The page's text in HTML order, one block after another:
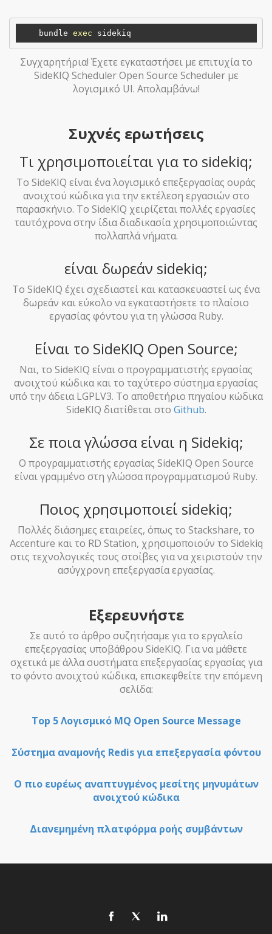
    bundle
exec
Συγχαρητήρια! Έχετε εγκαταστήσει με επιτυχία το
SideKIQ Scheduler Open Source Scheduler με
λογισμικό UI. Απολαμβάνω!
Συχνές ερωτήσεις
Τι χρησιμοποιείται για το sidekiq;
Το SideKIQ είναι ένα λογισμικό επεξεργασίας ουράς
ανοιχτού κώδικα για την εκτέλεση εργασιών στο
παρασκήνιο. Το SideKIQ χειρίζεται πολλές εργασίες
ταυτόχρονα στην ίδια διαδικασία χρησιμοποιώντας
πολλαπλά νήματα.
είναι δωρεάν sidekiq;
Το SideKIQ έχει σχεδιαστεί και κατασκευαστεί ως ένα
δωρεάν και εύκολο να εγκαταστήσετε το πλαίσιο
εργασίας φόντου για τη γλώσσα Ruby.
Είναι το SideKIQ Open Source;
Ναι, το SideKIQ είναι ο προγραμματιστής εργασίας
ανοιχτού κώδικα και το ταχύτερο σύστημα εργασίας
υπό την άδεια LGPLV3. Το αποθετήριο πηγαίου κώδικα
SideKIQ διατίθεται στο Github.
Σε ποια γλώσσα είναι η Sidekiq;
Ο προγραμματιστής εργασίας SideKIQ Open Source
είναι γραμμένο στη γλώσσα προγραμματισμού Ruby.
Ποιος χρησιμοποιεί sidekiq;
Πολλές διάσημες εταιρείες, όπως το Stackshare, το
Accenture και το RD Station, χρησιμοποιούν το Sidekiq
στις τεχνολογικές τους στοίβες για να χειριστούν την
ασύγχρονη επεξεργασία εργασίας.
Εξερευνήστε
Σε αυτό το άρθρο συζητήσαμε για το εργαλείο
επεξεργασίας υποβάθρου SideKIQ. Για να μάθετε
σχετικά με άλλα συστήματα επεξεργασίας εργασίας για
το φόντο ανοιχτού κώδικα, επισκεφθείτε την επόμενη
σελίδα:
Top 5 Λογισμικό MQ Open Source Message
Σύστημα αναμονής Redis για επεξεργασία φόντου
Ο πιο ευρέως αναπτυγμένος μεσίτης μηνυμάτων
ανοιχτού κώδικα
Διανεμημένη πλατφόρμα ροής συμβάντων